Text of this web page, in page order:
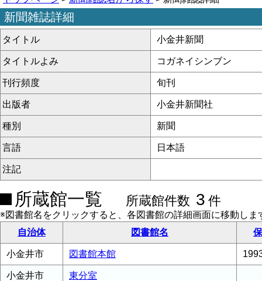
新聞雑誌詳細
タイトル 小金井新聞
タイトルよみ コガネイシンブン
刊行頻度 旬刊
出版者 小金井新聞社
種別 新聞
言語 日本語
注記
所蔵館一覧 所蔵館件数 3 件
※図書館名をクリックすると、各図書館の詳細画面に移動しま
自治体
図書館名
小金井市 図書館本館
小金井市 東分室